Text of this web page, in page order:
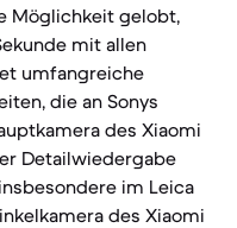
Möglichkeit gelobt,
mit allen
umfangreiche
die an Sonys
des Xiaomi
Detailwiedergabe
im Leica
des Xiaomi